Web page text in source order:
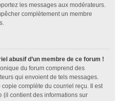
les messages aux modérateurs.
complètement un membre
abusif d’un membre de ce forum !
du forum comprend des
qui envoient de tels messages.
copie complète du courriel reçu. Il est
(il contient des informations sur